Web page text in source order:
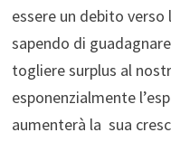
essere un debito
sapendo di
togliere surplus al
esponenzialmente
aumenterà la sua